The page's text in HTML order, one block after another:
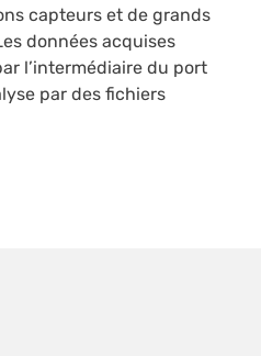
capteurs et de grands
données acquises
l’intermédiaire du port
par des fichiers